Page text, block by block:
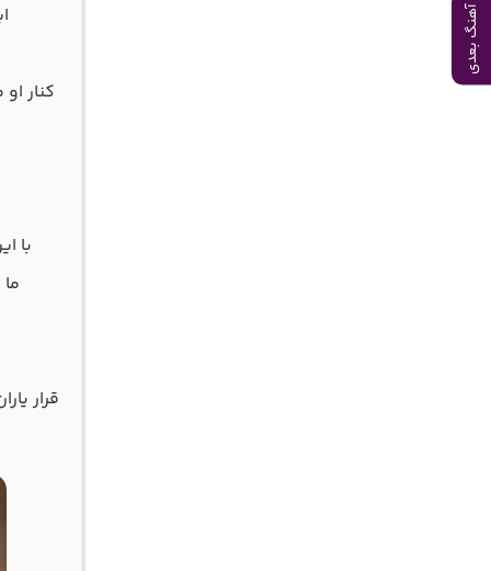
آهنگ بعدی
کنار
با
قرار